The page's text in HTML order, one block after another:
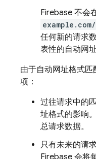
Firebase 不会
任何新的请求
表性的自动网址
由于自动网址格式
项：
过往请求中的
址格式的影响
总请求数据。
只有未来的请
Firebase 会将